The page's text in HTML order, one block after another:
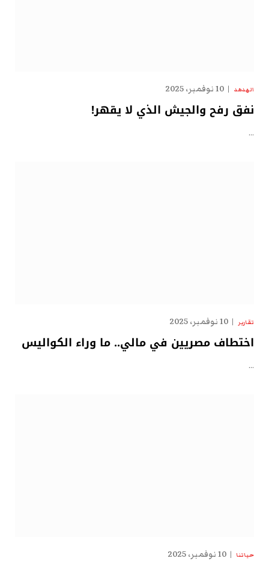
الهدهد 10 نوفمبر، 2025
نفق رفح والجيش الذي لا يقهر!
…
تقارير 10 نوفمبر، 2025
اختطاف مصريين في مالي.. ما وراء الكواليس
…
حياتنا 10 نوفمبر، 2025